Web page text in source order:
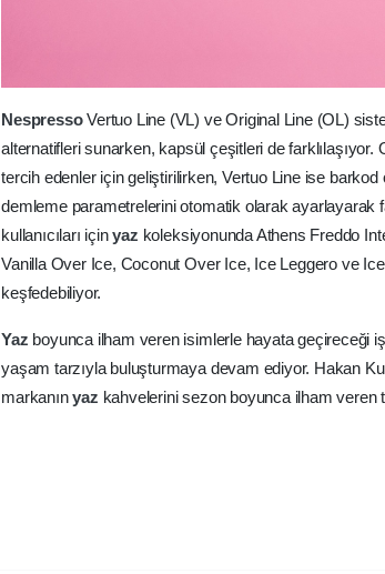
NespressoVertuo Line (VL) ve Original Line (OL)
alternatifleri sunarken, kapsül çeşitleri de farklılaşıyor.
tercih edenler için geliştirilirken, Vertuo Line ise
demleme parametrelerini otomatik olarak ayarlayarak
kullanıcıları içinyaz koleksiyonunda Athens Freddo
Vanilla Over Ice, Coconut Over Ice, Ice Leggero ve
keşfedebiliyor.
Yaz boyunca ilham veren isimlerle hayata geçireceği
yaşam tarzıyla buluşturmaya devam ediyor. Hakan
markanınyaz kahvelerini sezon boyunca ilham veren